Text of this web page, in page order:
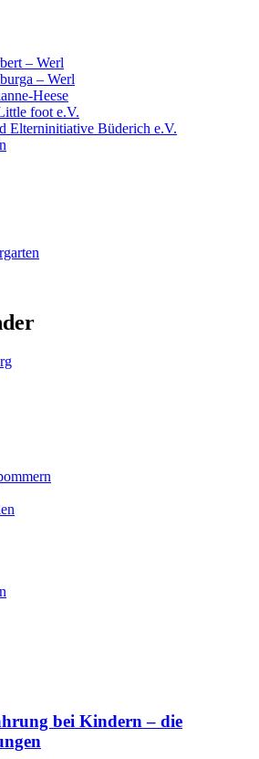
– Werl
– Werl
Heese
foot e.V.
Elterninitiative Büderich e.V.
bei Kindern – die